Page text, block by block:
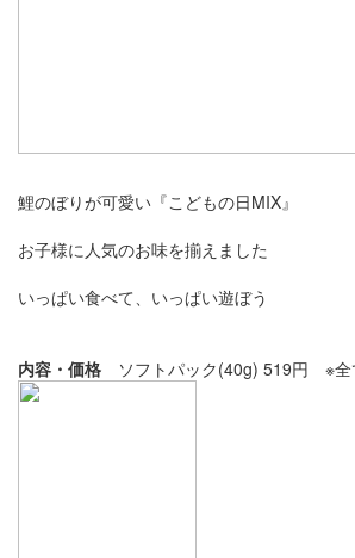
鯉のぼりが可愛い『こどもの日MIX』
お子様に人気のお味を揃えました
いっぱい食べて、いっぱい遊ぼう
内容・価格 ソフトパック(40g) 519円 ※全